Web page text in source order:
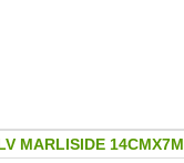
MARLISIDE